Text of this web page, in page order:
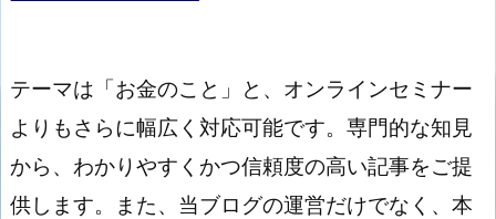
テーマは「お金のこと」と、オンラインセミナー
よりもさらに幅広く対応可能です。専門的な知見
から、わかりやすくかつ信頼度の高い記事をご提
供します。また、当ブログの運営だけでなく、本